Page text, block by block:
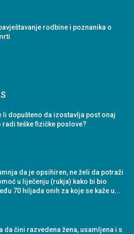
rodbine i poznanika o
li dopušteno da izostavlja post onaj
radi teške fizičke poslove?
da je opsihiren, ne želi da potraži
u liječenju (rukja) kako bi bio
70 hiljada onih za koje se kaže u...
da čini razvedena žena, usamljena i s